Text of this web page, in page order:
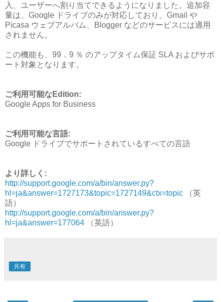
入、ユーザーへ割り当てできるようになりました。追加容
量は、Google ドライブのみが対応しており、Gmail や
Picasa ウェブアルバム、Blogger などのサービスには適用
されません。
この機能も、99．9 ％ のアップタイム保証 SLA およびサポ
ート対象となります。
ご利用可能なEdition:
Google Apps for Business
ご利用可能な言語:
Google ドライブでサポートされているすべての言語
より詳しく:
http://support.google.com/a/bin/answer.py?
hl=ja&answer=1727173&topic=1727149&ctx=topic （英
語）
http://support.google.com/a/bin/answer.py?
hl=ja&answer=177064 （英語）
共有